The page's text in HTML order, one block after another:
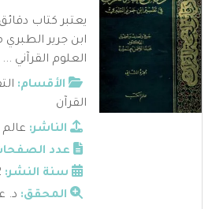
يعتبر كتاب
ابن جرير الطبري
العلوم القرآني ...
الأقسام:
القرآن
الناشر:
عدد
سنة النشر:
المحقق: د.